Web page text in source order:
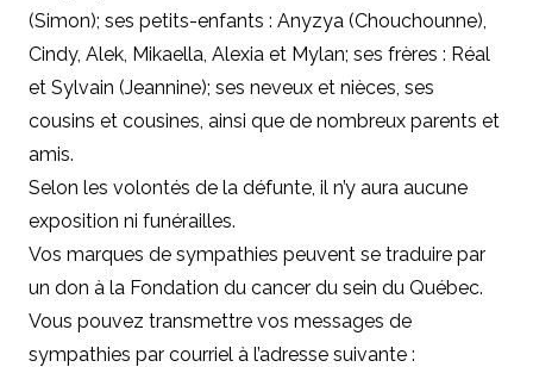
(Simon); ses petits-enfants : Anyzya (Chouchounne),
Cindy, Alek, Mikaella, Alexia et Mylan; ses frères : Réal
et Sylvain (Jeannine); ses neveux et nièces, ses
cousins et cousines, ainsi que de nombreux parents et
amis.
Selon les volontés de la défunte, il n’y aura aucune
exposition ni funérailles.
Vos marques de sympathies peuvent se traduire par
un don à la Fondation du cancer du sein du Québec.
Vous pouvez transmettre vos messages de
sympathies par courriel à l’adresse suivante :